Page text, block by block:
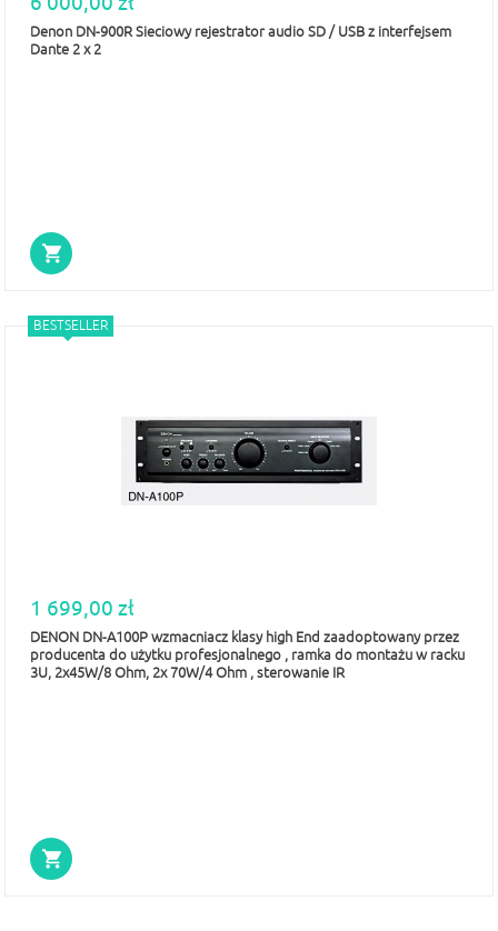
Denon DN-900R Sieciowy rejestrator audio SD / USB z interfejsem
Dante 2 x 2
BESTSELLER
1 699,00 zł
DENON DN-A100P wzmacniacz klasy high End zaadoptowany przez
producenta do użytku profesjonalnego , ramka do montażu w racku
3U, 2x45W/8 Ohm, 2x 70W/4 Ohm , sterowanie IR